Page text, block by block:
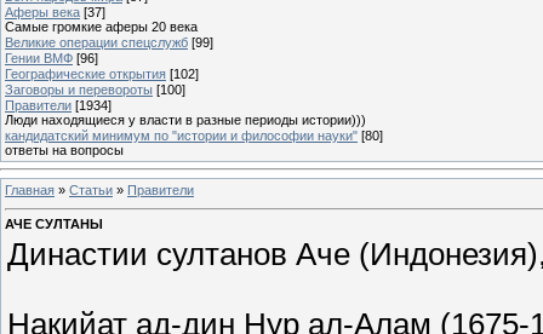
Аферы века [37]
Самые громкие аферы 20 века
Великие операции спецслужб [99]
Гении ВМФ [96]
Географические открытия [102]
Заговоры и перевороты [100]
Правители [1934]
Люди находящиеся у власти в разные периоды истории)))
кандидатский минимум по "истории и философии науки" [80]
ответы на вопросы
Главная » Статьи » Правители
АЧЕ СУЛТАНЫ
Династии султанов Аче
Накийат ад-дин Нур ал-Алам (1675-